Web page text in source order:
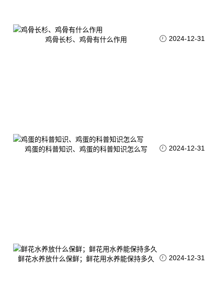
鸡骨长杉、鸡骨有什么作用 2024-12-31
鸡蛋的科普知识、鸡蛋的科普知识怎么写 2024-12-31
鲜花水养放什么保鲜；鲜花用水养能保持多久 2024-12-31